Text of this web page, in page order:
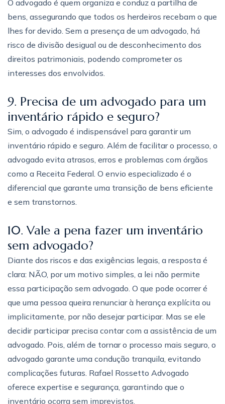
O advogado é quem organiza e conduz a partilha de
bens, assegurando que todos os herdeiros recebam o que
lhes for devido. Sem a presença de um advogado, há
risco de divisão desigual ou de desconhecimento dos
direitos patrimoniais, podendo comprometer os
interesses dos envolvidos.
9. Precisa de um advogado para um
inventário rápido e seguro?
Sim, o advogado é indispensável para garantir um
inventário rápido e seguro. Além de facilitar o processo, o
advogado evita atrasos, erros e problemas com órgãos
como a Receita Federal. O envio especializado é o
diferencial que garante uma transição de bens eficiente
e sem transtornos.
10. Vale a pena fazer um inventário
sem advogado?
Diante dos riscos e das exigências legais, a resposta é
clara: NÃO, por um motivo simples, a lei não permite
essa participação sem advogado. O que pode ocorrer é
que uma pessoa queira renunciar à herança explícita ou
implicitamente, por não desejar participar. Mas se ele
decidir participar precisa contar com a assistência de um
advogado. Pois, além de tornar o processo mais seguro, o
advogado garante uma condução tranquila, evitando
complicações futuras. Rafael Rossetto Advogado
oferece expertise e segurança, garantindo que o
inventário ocorra sem imprevistos.